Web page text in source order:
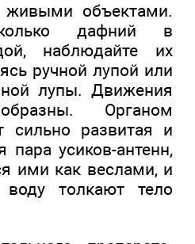
объектами.
дафний в
наблюдайте их
ручной лупой или
лупы. Движения
Органом
сильно развитая и
пара усиков-антенн,
ими как веслами, и
толкают тело